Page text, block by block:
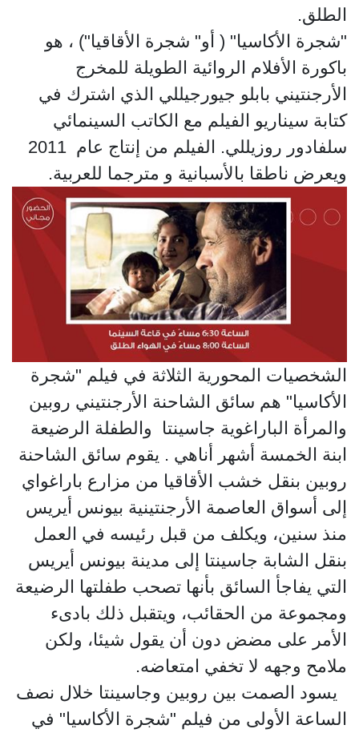
الطلق.
"شجرة الأكاسيا" ( أو" شجرة الأقاقيا") ، هو
باكورة الأفلام الروائية الطويلة للمخرج
الأرجنتيني بابلو جيورجيللي الذي اشترك في
كتابة سيناريو الفيلم مع الكاتب السينمائي
سلفادور روزيللي. الفيلم من إنتاج عام 2011
ويعرض ناطقا بالأسبانية و مترجما للعربية.
الشخصيات المحورية الثلاثة في فيلم "شجرة
الأكاسيا" هم سائق الشاحنة الأرجنتيني روبين
والمرأة الباراغوية جاسينتا والطفلة الرضيعة
ابنة الخمسة أشهر أناهي . يقوم سائق الشاحنة
روبين بنقل خشب الأقاقيا من مزارع باراغواي
إلى أسواق العاصمة الأرجنتينية بيونس أيريس
منذ سنين، ويكلف من قبل رئيسه في العمل
بنقل الشابة جاسينتا إلى مدينة بيونس أيريس
التي يفاجأ السائق بأنها تصحب طفلتها الرضيعة
ومجموعة من الحقائب، ويتقبل ذلك بادىء
الأمر على مضض دون أن يقول شيئا، ولكن
ملامح وجهه لا تخفي امتعاضه.
يسود الصمت بين روبين وجاسينتا خلال نصف
الساعة الأولى من فيلم "شجرة الأكاسيا" في